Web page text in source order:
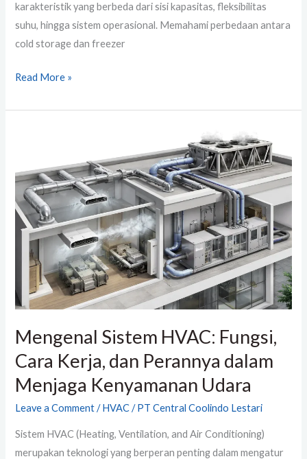
karakteristik yang berbeda dari sisi kapasitas, fleksibilitas
suhu, hingga sistem operasional. Memahami perbedaan antara
cold storage dan freezer
Read More »
Mengenal Sistem HVAC: Fungsi,
Cara Kerja, dan Perannya dalam
Menjaga Kenyamanan Udara
Leave a Comment /HVAC/PT Central Coolindo Lestari
Sistem HVAC (Heating, Ventilation, and Air Conditioning)
merupakan teknologi yang berperan penting dalam mengatur
HVAC:
Fungsi,
Cara
Kerja,
Perannya
dalam
Menjaga
Udara